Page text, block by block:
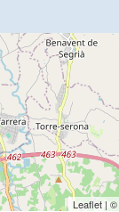
Leaflet | ©